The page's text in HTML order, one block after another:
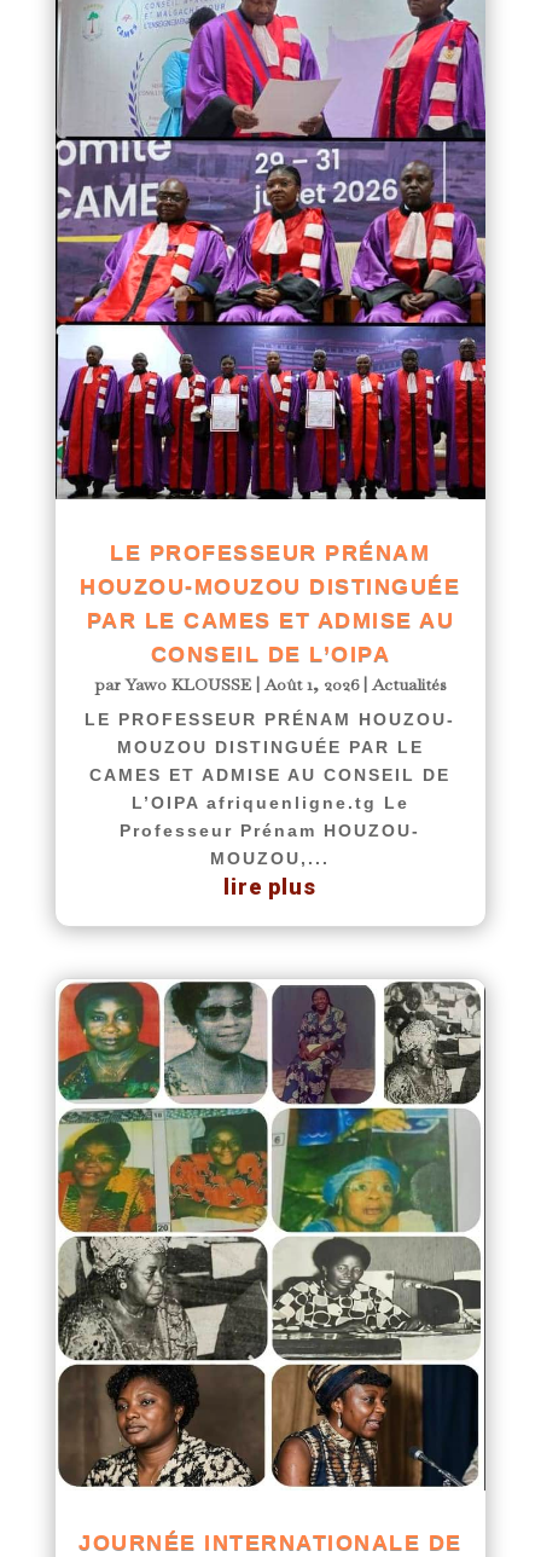
LE PROFESSEUR PRÉNAM
HOUZOU-MOUZOU DISTINGUÉE
PAR LE CAMES ET ADMISE AU
CONSEIL DE L’OIPA
parYawo KLOUSSE|Août 1, 2026|Actualités
LE PROFESSEUR PRÉNAM HOUZOU-
MOUZOU DISTINGUÉE PAR LE
CAMES ET ADMISE AU CONSEIL DE
L’OIPA afriquenligne.tg Le
Professeur Prénam HOUZOU-
MOUZOU,...
lire plus
JOURNÉE INTERNATIONALE DE